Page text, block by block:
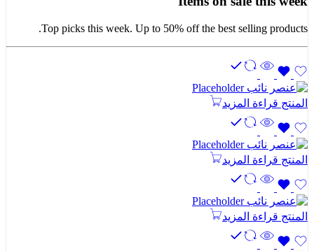
Top picks this week. Up to 50% off the best selling products.
المنتج قراءة المزيد
المنتج قراءة المزيد
المنتج قراءة المزيد